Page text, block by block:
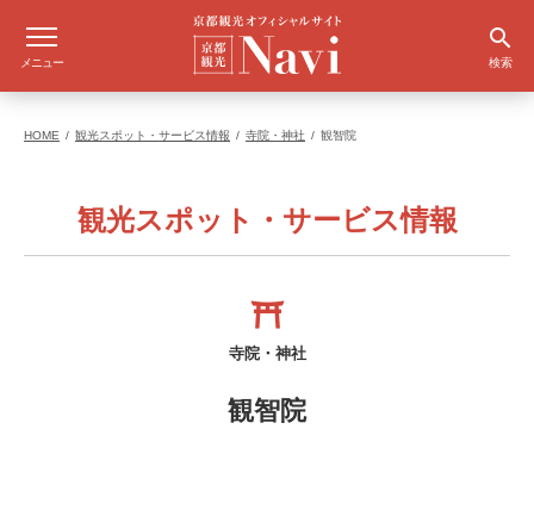
メニュー 検索
HOME 観光スポット・サービス情報 寺院・神社 観智院
観光スポット・サービス情報
寺院・神社
観智院